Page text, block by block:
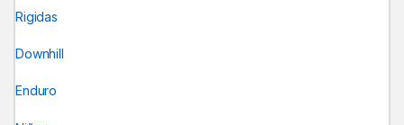
Rigidas
Downhill
Enduro